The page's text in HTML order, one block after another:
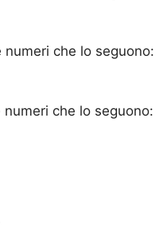
che lo seguono:
che lo seguono: